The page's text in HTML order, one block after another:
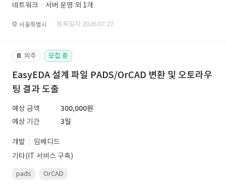
네트워크ㆍ서버 운영 외 1개
서울특별시 · 등록일자 2026.07.27.
📔 외주 모집 중
EasyEDA 설계 파일 PADS/OrCAD 변환 및 오토라우
팅 결과 도출
예상 금액
300,000원
예상 기간
3일
개발
임베디드
기타(IT 서비스 구축)
pads OrCAD